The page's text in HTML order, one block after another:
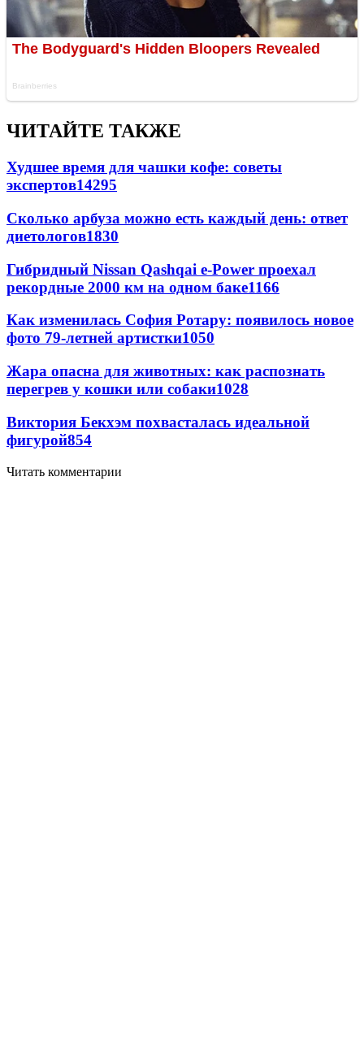
ЧИТАЙТЕ ТАКЖЕ
Худшее время для чашки кофе: советы
экспертов14295
Сколько арбуза можно есть каждый день: ответ
диетологов1830
Гибридный Nissan Qashqai e-Power проехал
рекордные 2000 км на одном баке1166
Как изменилась София Ротару: появилось новое
фото 79-летней артистки1050
Жара опасна для животных: как распознать
перегрев у кошки или собаки1028
Виктория Бекхэм похвасталась идеальной
фигурой854
Читать комментарии